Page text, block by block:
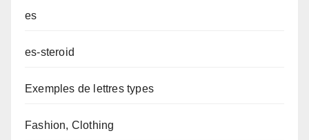
es
es-steroid
Exemples de lettres types
Fashion, Clothing